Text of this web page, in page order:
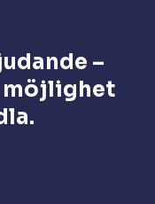
–
möjlighet